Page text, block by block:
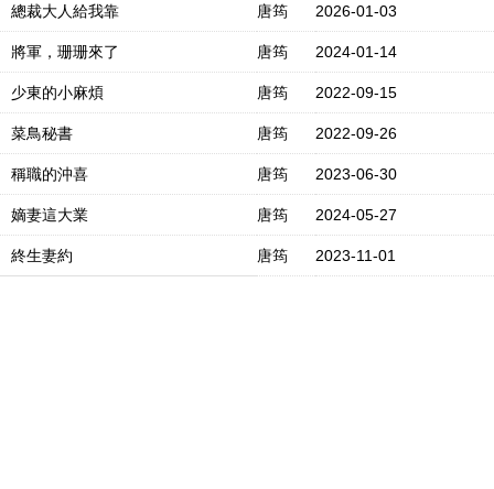
總裁大人給我靠 唐筠 2026-01-03
將軍，珊珊來了 唐筠 2024-01-14
少東的小麻煩 唐筠 2022-09-15
菜鳥秘書 唐筠 2022-09-26
稱職的沖喜 唐筠 2023-06-30
嫡妻這大業 唐筠 2024-05-27
終生妻約 唐筠 2023-11-01